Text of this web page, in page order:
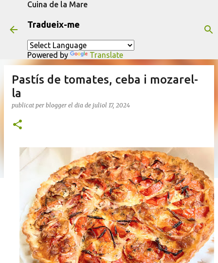
Cuina de la Mare
Tradueix-me
Powered by Translate
Pastís de tomates, ceba i mozarel-
la
publicat per blogger el dia de juliol 17, 2024